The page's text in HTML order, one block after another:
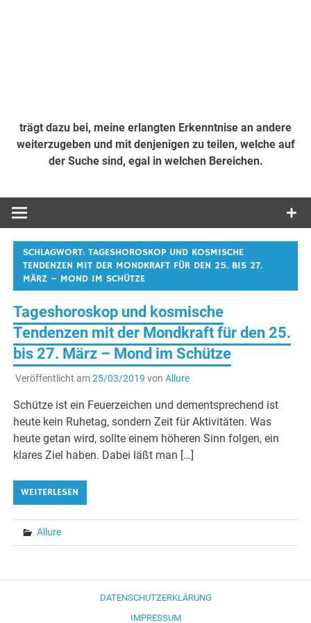
trägt dazu bei, meine erlangten Erkenntnise an andere
weiterzugeben und mit denjenigen zu teilen, welche auf
der Suche sind, egal in welchen Bereichen.
SCHLAGWORT:TAGESHOROSKOP UND KOSMISCHE
TENDENZEN MIT DER MONDKRAFT FÜR DEN 25. BIS 27.
MÄRZ – MOND IM SCHÜTZE
Tageshoroskop und kosmische
Tendenzen mit der Mondkraft für den 25.
bis 27. März – Mond im Schütze
Veröffentlicht am25/03/2019 von Allure
Schütze ist ein Feuerzeichen und dementsprechend ist
heute kein Ruhetag, sondern Zeit für Aktivitäten. Was
heute getan wird, sollte einem höheren Sinn folgen, ein
klares Ziel haben. Dabei läßt man […]
WEITERLESEN
Allure
DATENSCHUTZERKLÄRUNG
IMPRESSUM